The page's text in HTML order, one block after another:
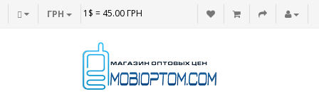
ГРН 1$ = 45.00 ГРН